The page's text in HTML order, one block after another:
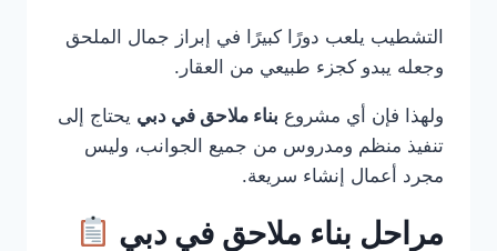
التشطيب يلعب دورًا كبيرًا في إبراز جمال الملحق
وجعله يبدو كجزء طبيعي من العقار.
ولهذا فإن أي مشروع بناء ملاحق في دبي يحتاج إلى
تنفيذ منظم ومدروس من جميع الجوانب، وليس
مجرد أعمال إنشاء سريعة.
مراحل بناء ملاحق في دبي